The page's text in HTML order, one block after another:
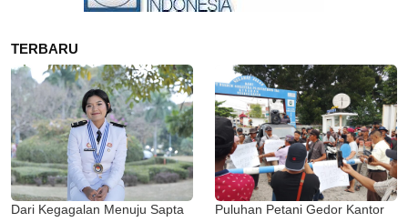
TERBARU
Dari Kegagalan Menuju Sapta
Puluhan Petani Gedor Kantor